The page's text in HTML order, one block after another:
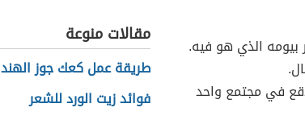
بيومه الذي هو فيه.
في مجتمع واحد
مقالات منوعة
طريقة عمل كعك جوز الهند
فوائد زيت الورد للشعر